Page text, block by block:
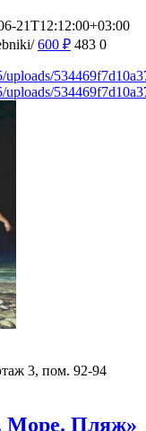
21T12:12:00+03:00
600 ₽ 483 0
3, пом. 92-94
Море. Пляж»